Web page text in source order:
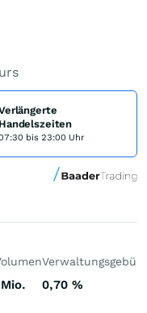
Handelszeiten
bis 23:00 Uhr
0,70 %